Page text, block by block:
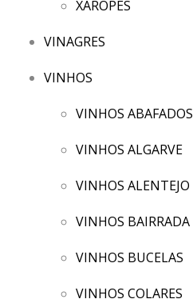
XAROPES
VINAGRES
VINHOS
VINHOS ABAFADOS
VINHOS ALGARVE
VINHOS ALENTEJO
VINHOS BAIRRADA
VINHOS BUCELAS
VINHOS COLARES